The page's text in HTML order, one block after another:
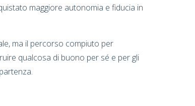
maggiore autonomia e fiducia in
ma il percorso compiuto per
qualcosa di buono per sé e per gli